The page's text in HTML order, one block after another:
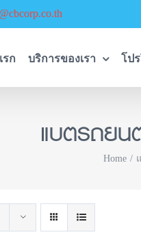
ก บริการของเรา โป
แบตรถยน
Home